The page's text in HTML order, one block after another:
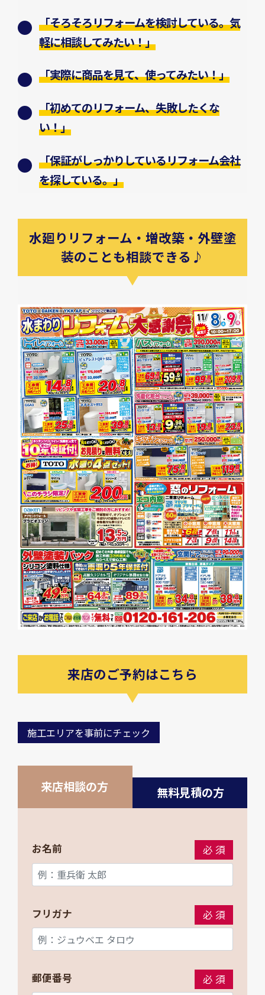
「そろそろリフォームを検討している。気
軽に相談してみたい！」
「実際に商品を見て、使ってみたい！」
「初めてのリフォーム、失敗したくな
い！」
「保証がしっかりしているリフォーム会社
を探している。」
水廻りリフォーム・増改築・外壁塗
装のことも相談できる♪
来店のご予約はこちら
施工エリアを事前にチェック
来店相談の方 無料見積の方
お名前 必須
フリガナ 必須
郵便番号 必須